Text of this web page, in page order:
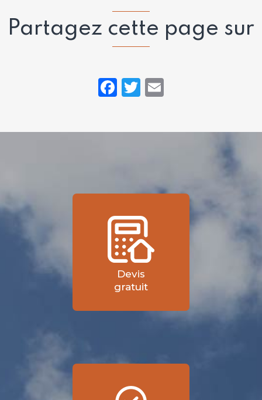
Partagez cette page sur
Facebook
Twitter
Devis
gratuit